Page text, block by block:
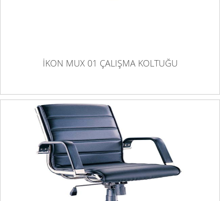
İKON MUX 01 ÇALIŞMA KOLTUĞU
İKON MUX 02 ÇALIŞMA KOLTUĞU